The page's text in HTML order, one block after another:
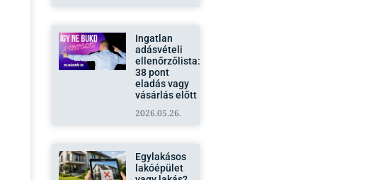
Ingatlan
adásvételi
ellenőrzőlista:
38 pont
eladás vagy
vásárlás előtt
2026.05.26.
Egylakásos
lakóépület